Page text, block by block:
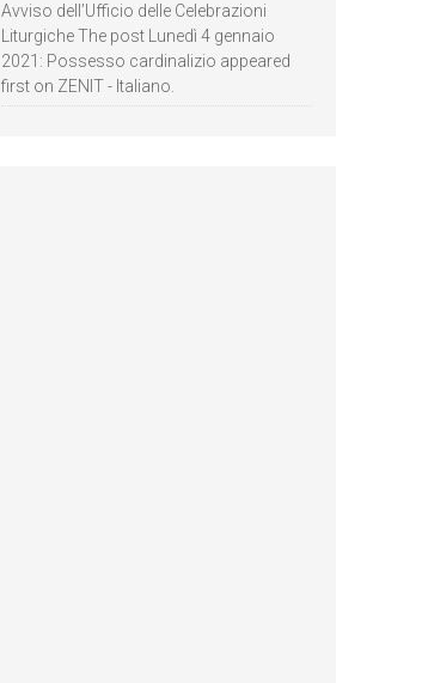
Avviso dell’Ufficio delle Celebrazioni
Liturgiche The post Lunedì 4 gennaio
2021: Possesso cardinalizio appeared
first on ZENIT - Italiano.